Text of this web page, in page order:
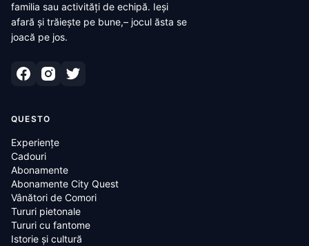
familia sau activități de echipă. Ieși
afară și trăiește pe bune,– jocul ăsta se
joacă pe jos.
QUESTO
Experiențe
Cadouri
Abonamente
Abonamente City Quest
Vânători de Comori
Tururi pietonale
Tururi cu fantome
Istorie și cultură